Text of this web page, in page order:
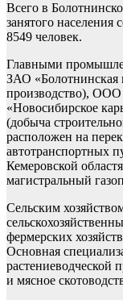
Всего в
занятого населения
8549 человек.
Главными
ЗАО «Болотнинская
производство),
«Новосибирское
(добыча
расположен на
автотранспортных
Кемеровской
магистральный
Сельским
фермерских
Основная
растениеводческой
и мясное